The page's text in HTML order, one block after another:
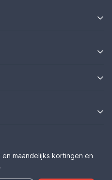
maandelijks kortingen en